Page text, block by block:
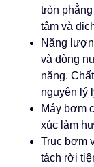
tròn
tâm và
Năng
và dòng
năng.
nguyên lý
Máy bơm
xúc làm
Trục bơm
tách rời